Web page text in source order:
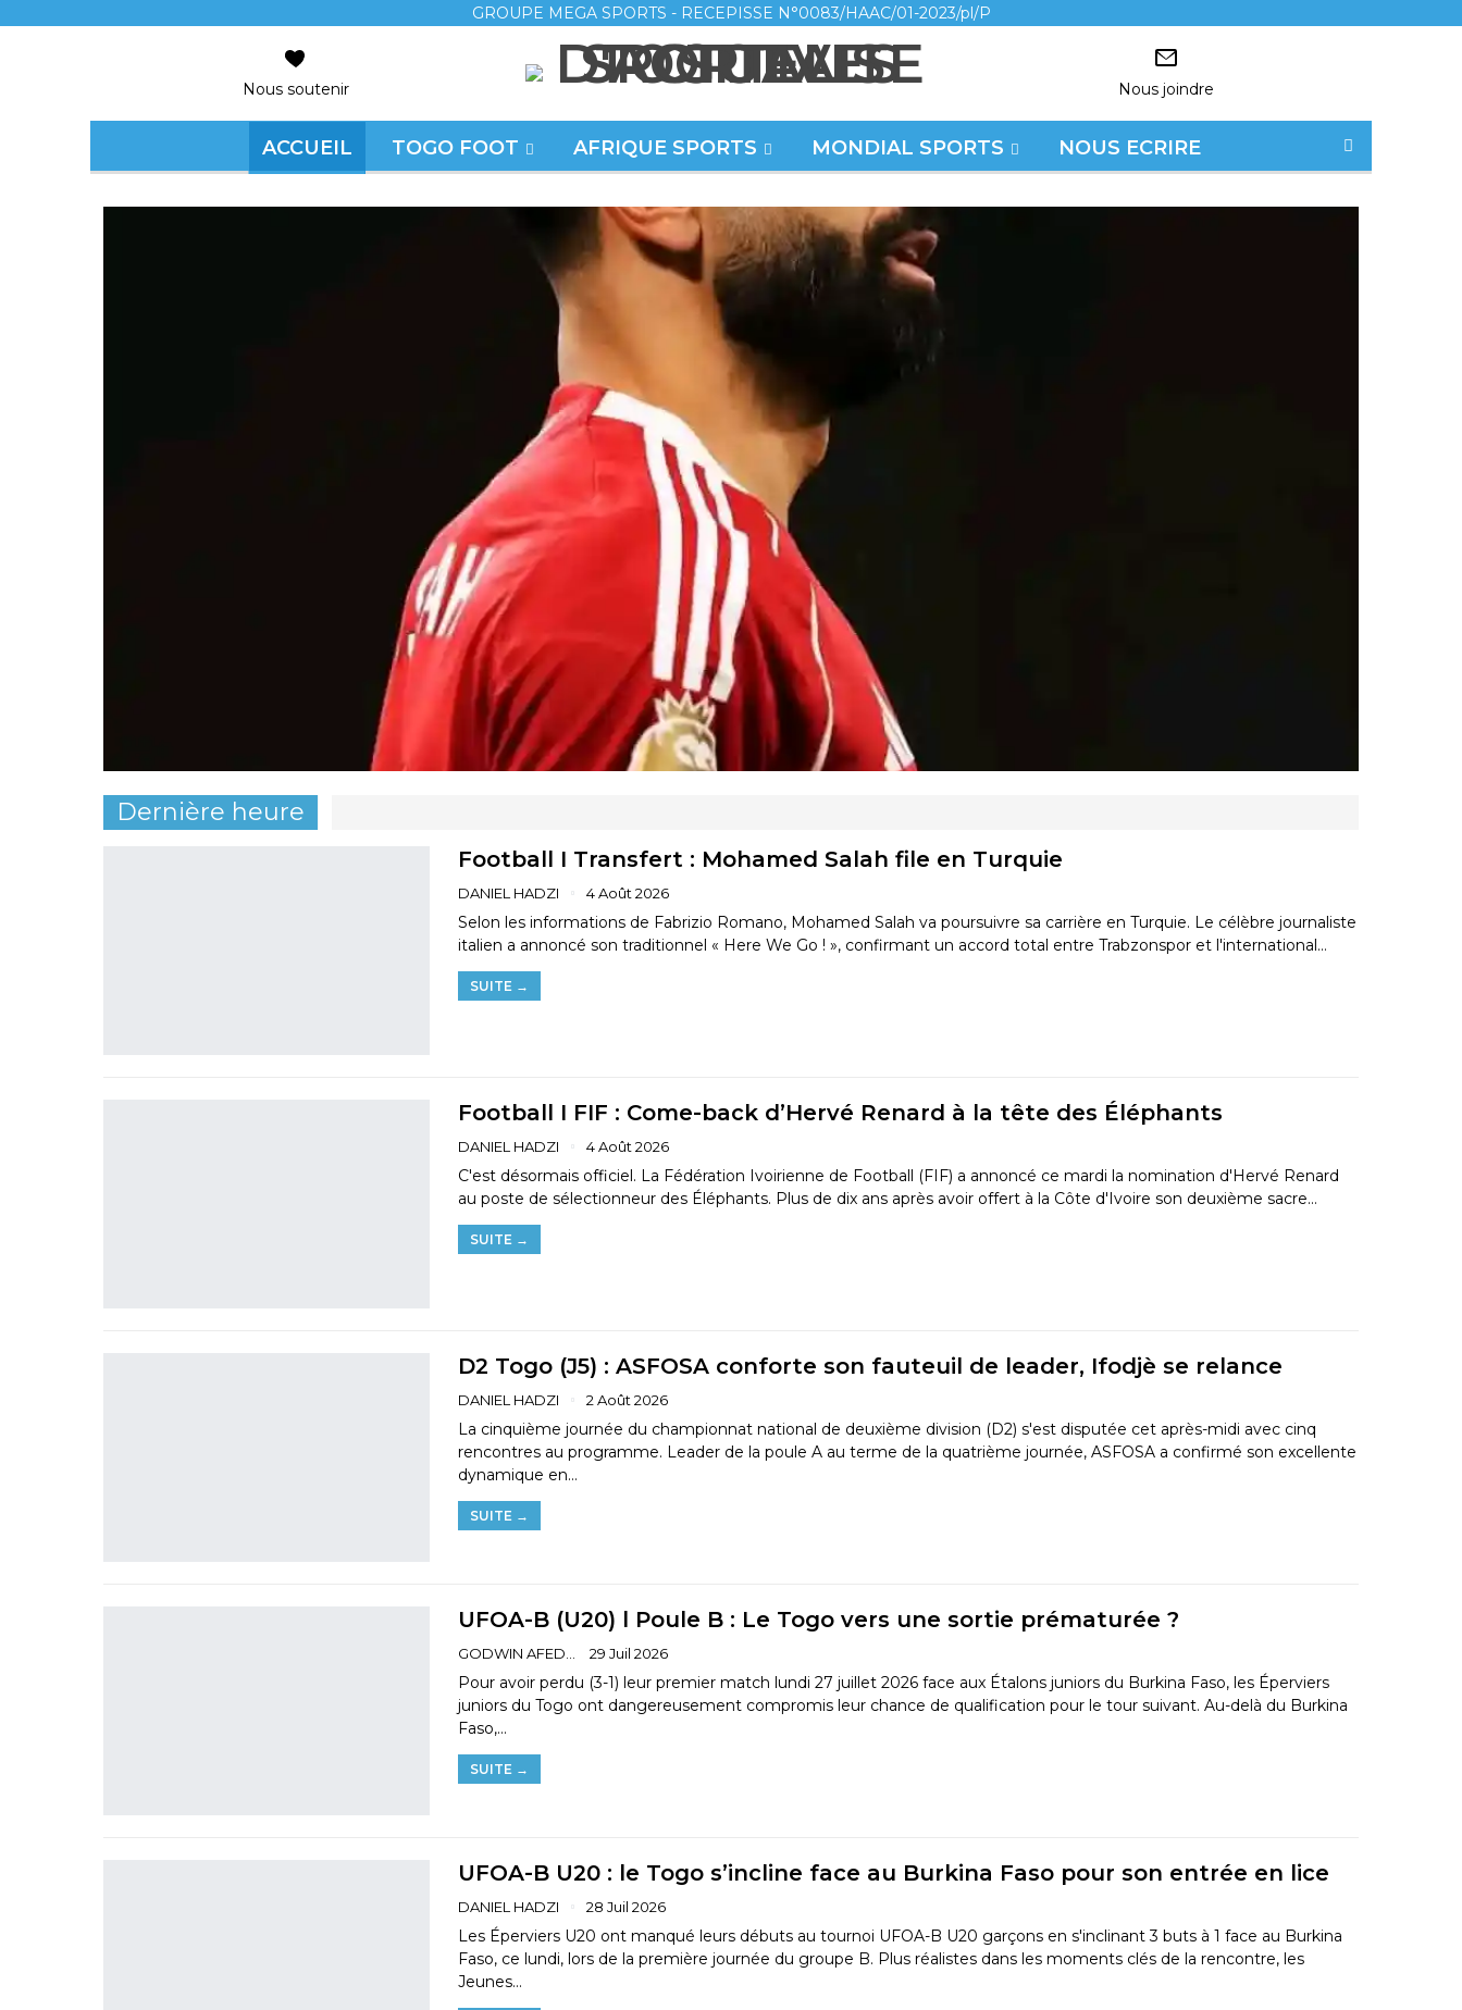
GROUPE MEGA SPORTS - RECEPISSE N°0083/HAAC/01-2023/pl/P
Nous soutenir Nous joindre
ACCUEIL TOGO FOOT AFRIQUE SPORTS MONDIAL SPORTS NOUS ECRIRE
DANIEL HADZI 4 Août 2026
Dernière heure
Football I Transfert : Mohamed Salah file en Turquie
DANIEL HADZI 4 Août 2026
Selon les informations de Fabrizio Romano, Mohamed Salah va poursuivre sa carrière en Turquie. Le célèbre journaliste
italien a annoncé son traditionnel « Here We Go ! », confirmant un accord total entre Trabzonspor et l'international…
SUITE →
Football I FIF : Come-back d’Hervé Renard à la tête des Éléphants
DANIEL HADZI 4 Août 2026
C'est désormais officiel. La Fédération Ivoirienne de Football (FIF) a annoncé ce mardi la nomination d'Hervé Renard
au poste de sélectionneur des Éléphants. Plus de dix ans après avoir offert à la Côte d'Ivoire son deuxième sacre…
SUITE →
D2 Togo (J5) : ASFOSA conforte son fauteuil de leader, Ifodjè se relance
DANIEL HADZI 2 Août 2026
La cinquième journée du championnat national de deuxième division (D2) s'est disputée cet après-midi avec cinq
rencontres au programme. Leader de la poule A au terme de la quatrième journée, ASFOSA a confirmé son excellente
dynamique en…
SUITE →
UFOA-B (U20) l Poule B : Le Togo vers une sortie prématurée ?
29 Juil 2026
Pour avoir perdu (3-1) leur premier match lundi 27 juillet 2026 face aux Étalons juniors du Burkina Faso, les Éperviers
juniors du Togo ont dangereusement compromis leur chance de qualification pour le tour suivant. Au-delà du Burkina
Faso,…
SUITE →
UFOA-B U20 : le Togo s’incline face au Burkina Faso pour son entrée en lice
DANIEL HADZI 28 Juil 2026
Les Éperviers U20 ont manqué leurs débuts au tournoi UFOA-B U20 garçons en s'inclinant 3 buts à 1 face au Burkina
Faso, ce lundi, lors de la première journée du groupe B. Plus réalistes dans les moments clés de la rencontre, les
Jeunes…